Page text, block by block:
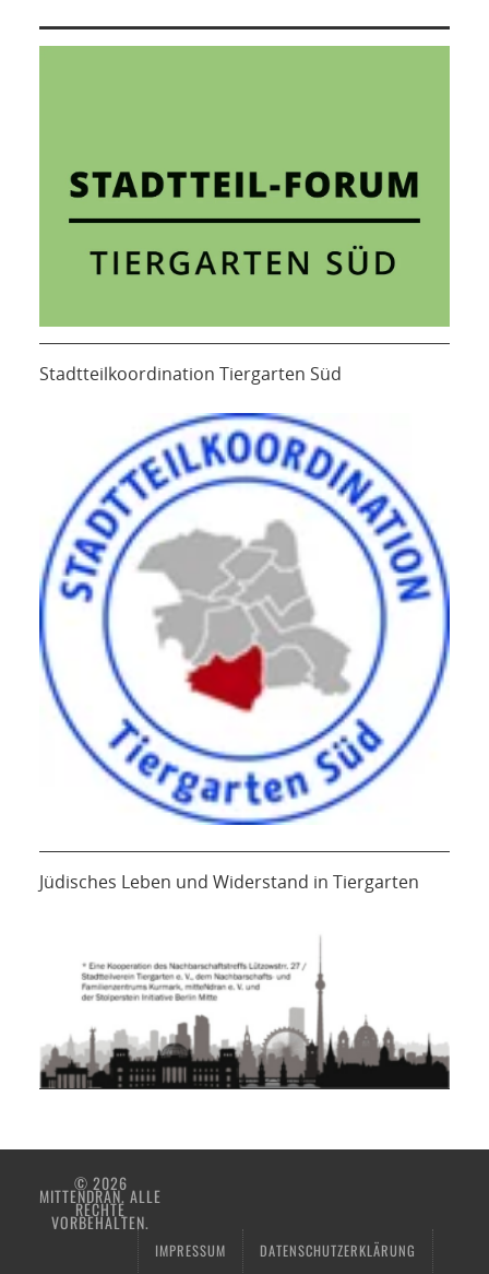
Stadtteilkoordination Tiergarten Süd
Jüdisches Leben und Widerstand in Tiergarten
© 2026
MITTENDRAN. ALLE
RECHTE
VORBEHALTEN.
IMPRESSUM DATENSCHUTZERKLÄRUNG